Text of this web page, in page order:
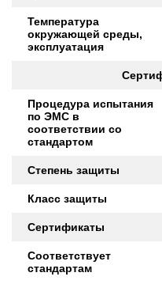
Температура
окружающей среды,
эксплуатация
Процедура испытания
по ЭМС в
соответствии со
стандартом
Степень защиты
Класс защиты
Сертификаты
Соответствует
стандартам